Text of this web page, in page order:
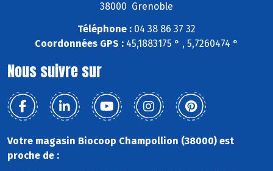
38000 Grenoble
Téléphone : 04 38 86 37 32
Coordonnées GPS : 45,1883175 ° , 5,7260474 °
Nous suivre sur
Votre magasin Biocoop Champollion (38000) est
proche de :